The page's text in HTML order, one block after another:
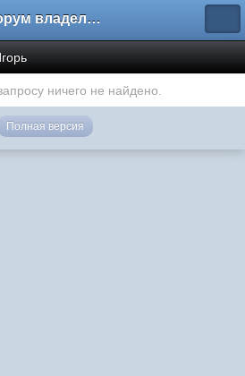
Форум владельцев интернет-магазинов
ничего не найдено.
Полная версия